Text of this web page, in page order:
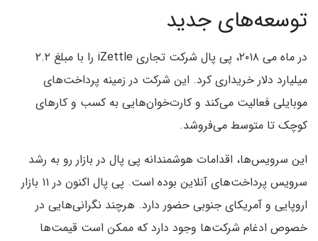
توسعه‌های جدید
در ماه می ۲۰۱۸، پی پال شرکت تجاری iZettle را با مبلغ ۲.۲
میلیارد دلار خریداری کرد.‌ این شرکت در زمینه پرداخت‌های
موبایلی فعالیت می‌کند و کارت‌خوان‌هایی به کسب و کارهای
کوچک تا متوسط می‌فروشد.
‌این سرویس‌ها، اقدامات هوشمندانه پی پال در بازار رو به رشد
سرویس پرداخت‌های آنلاین بوده است. پی پال اکنون در ۱۱ بازار
اروپایی و آمریکای جنوبی حضور دارد. هرچند نگرانی‌هایی در
خصوص ادغام شرکت‌ها وجود دارد که ممکن است قیمت‌ها